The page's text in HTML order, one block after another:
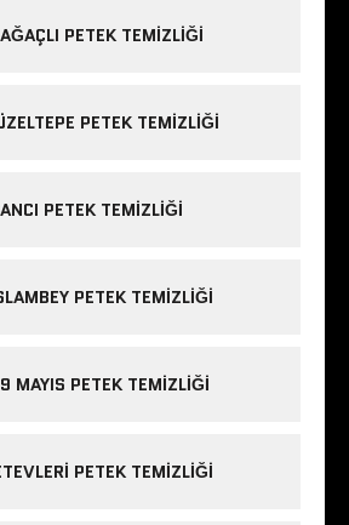
PETEK TEMIZLIĞI
PETEK TEMIZLIĞI
PETEK TEMIZLIĞI
PETEK TEMIZLIĞI
MAYIS PETEK TEMIZLIĞI
PETEK TEMIZLIĞI